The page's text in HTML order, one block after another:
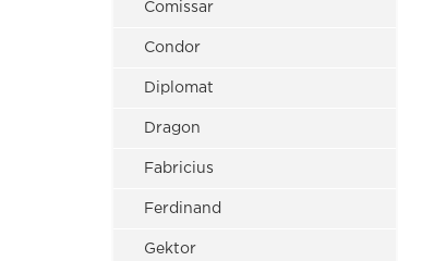
Comissar
Condor
Diplomat
Dragon
Fabricius
Ferdinand
Gektor